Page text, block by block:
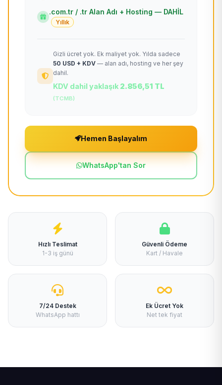
.com.tr / .tr Alan Adı + Hosting — DAHİL
Yıllık
Gizli ücret yok. Ek maliyet yok. Yılda sadece
50 USD + KDV — alan adı, hosting ve her şey
dahil.
KDV dahil yaklaşık 2.856,51 TL
(TCMB)
Hemen Başlayalım
WhatsApp'tan Sor
Hızlı Teslimat
1-3 iş günü
Güvenli Ödeme
Kart / Havale
7/24 Destek
WhatsApp hattı
Ek Ücret Yok
Net tek fiyat